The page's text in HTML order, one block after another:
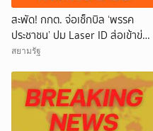
สะพัด! กกต. จ่อเช็กบิล ‘พรรค
ประชาชน’ ปม Laser ID ส่อเข้าข่าย
ยุบพรรคตาม ม.92
สยามรัฐ